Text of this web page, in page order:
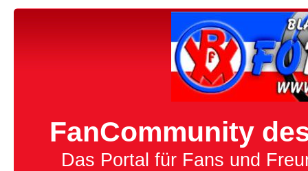
FanCommunity
Das Portal für Fans und